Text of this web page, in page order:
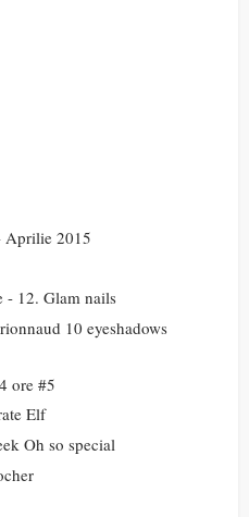
Aprilie 2015
- 12. Glam nails
10 eyeshadows
ore #5
Elf
Oh so special